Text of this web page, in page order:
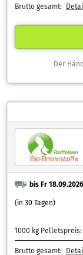
Brutto gesamt:
Der
bis Fr 18.09.2026
(in 30 Tagen)
1000 kg Pelletspreis:
Brutto gesamt: